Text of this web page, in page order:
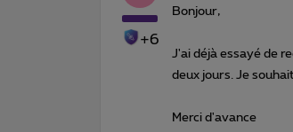
+6
Bonjour,
J'ai déjà essayé de
deux jours. Je
Merci d'avance